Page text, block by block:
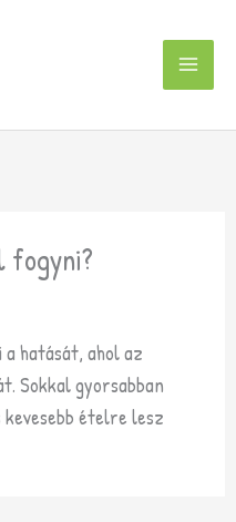
fogyni?
hatását, ahol az
Sokkal gyorsabban
ételre lesz